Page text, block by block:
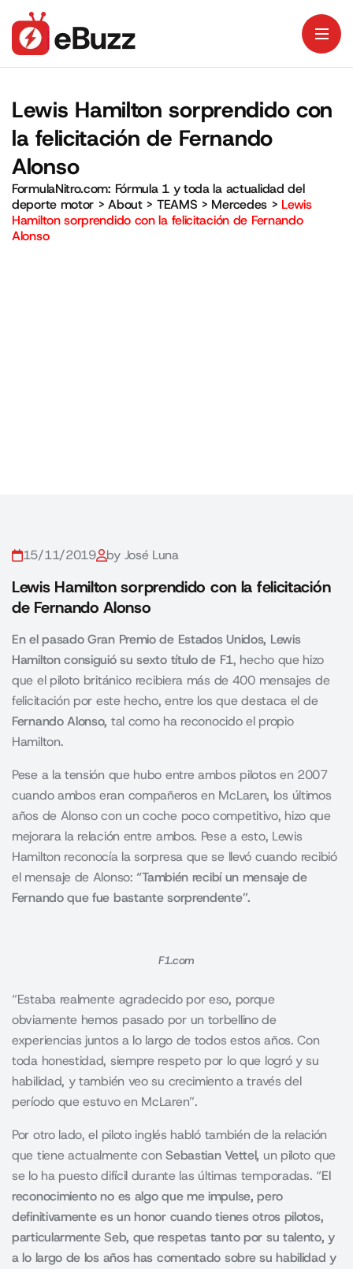
Lewis Hamilton sorprendido con
la felicitación de Fernando
Alonso
FormulaNitro.com: Fórmula 1 y toda la actualidad del
deporte motor >About> TEAMS > Mercedes > Lewis
Hamilton sorprendido con la felicitación de Fernando
Alonso
15/11/2019 by José Luna
Lewis Hamilton sorprendido con la felicitación
de Fernando Alonso
En el pasado Gran Premio de Estados Unidos, Lewis
Hamilton consiguió su sexto título de F1, hecho que hizo
que el piloto británico recibiera más de 400 mensajes de
felicitación por este hecho, entre los que destaca el de
Fernando Alonso, tal como ha reconocido el propio
Hamilton.
Pese a la tensión que hubo entre ambos pilotos en 2007
cuando ambos eran compañeros en McLaren, los últimos
años de Alonso con un coche poco competitivo, hizo que
mejorara la relación entre ambos. Pese a esto, Lewis
Hamilton reconocía la sorpresa que se llevó cuando recibió
el mensaje de Alonso: “También recibí un mensaje de
Fernando que fue bastante sorprendente”.
F1.com
“Estaba realmente agradecido por eso, porque
obviamente hemos pasado por un torbellino de
experiencias juntos a lo largo de todos estos años. Con
toda honestidad, siempre respeto por lo que logró y su
habilidad, y también veo su crecimiento a través del
período que estuvo en McLaren”.
Por otro lado, el piloto inglés habló también de la relación
que tiene actualmente conSebastian Vettel, un piloto que
se lo ha puesto difícil durante las últimas temporadas. “El
reconocimiento no es algo que me impulse, pero
definitivamente es un honor cuando tienes otros pilotos,
particularmente Seb, que respetas tanto por su talento, y
a lo largo de los años has comentado sobre su habilidad y